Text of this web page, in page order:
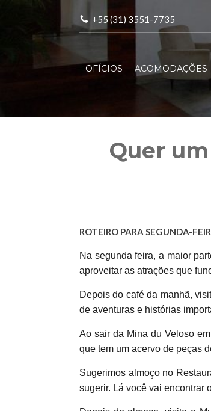
+55 (31) 3551-7735
OFÍCIOS ACOMODAÇÕES
Quer
ROTEIRO PARA SEGUNDA-
Na segunda feira, a maior
aproveitar as atrações que
Depois do café da manhã,
de aventuras e histórias
Ao sair da Mina du Veloso
que tem um acervo de peças
Sugerimos almoço no
sugerir. Lá você vai encontrar